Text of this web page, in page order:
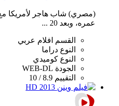
(مصري) شاب هاجر لأمريكا
عمره، وبعد 20 ...
القسم
افلام عربي
النوع دراما
النوع كوميدي
الجودة WEB-DL
التقييم 8.9 / 10